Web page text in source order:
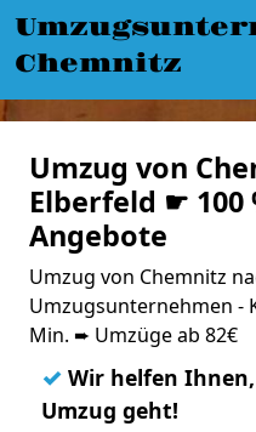
Chemnitz
Umzug von
Elberfeld ☛ 100
Angebote
Umzug von Chemnitz
Umzugsunternehmen -
Min. ➨ Umzüge ab 82€
✓ Wir helfen
Umzug geht!